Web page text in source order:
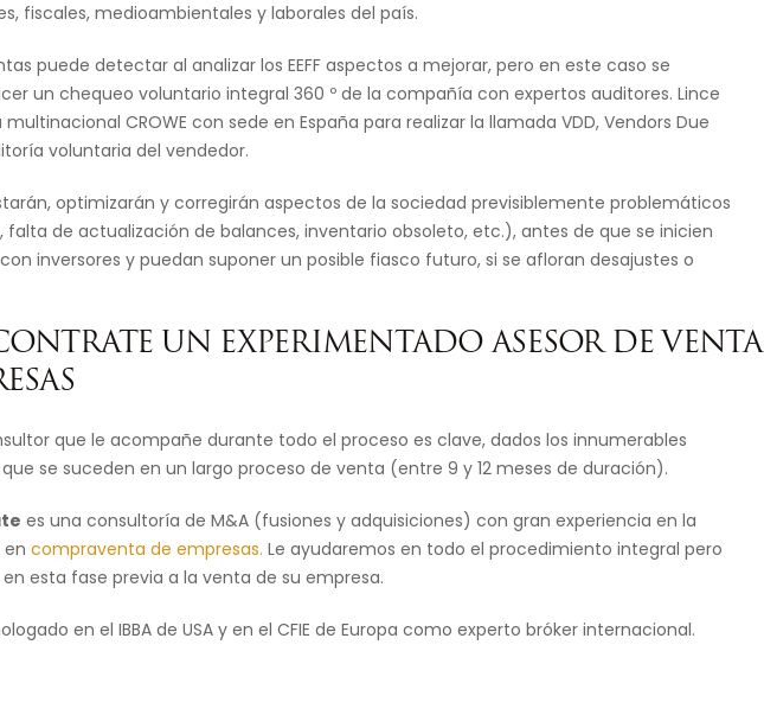
fiscales, medioambientales y laborales del país.
puede detectar al analizar los EEFF aspectos a mejorar, pero en este caso se
un chequeo voluntario integral 360 º de la compañía con expertos auditores. Lince
CROWE con sede en España para realizar la llamada VDD, Vendors Due
voluntaria del vendedor.
optimizarán y corregirán aspectos de la sociedad previsiblemente problemáticos
falta de actualización de balances, inventario obsoleto, etc.), antes de que se inicien
inversores y puedan suponer un posible fiasco futuro, si se afloran desajustes o
UN EXPERIMENTADO ASESOR DE VENTA
que le acompañe durante todo el proceso es clave, dados los innumerables
se suceden en un largo proceso de venta (entre 9 y 12 meses de duración).
es una consultoría de M&A (fusiones y adquisiciones) con gran experiencia en la
compraventa de empresas. Le ayudaremos en todo el procedimiento integral pero
esta fase previa a la venta de su empresa.
en el IBBA de USA y en el CFIE de Europa como experto bróker internacional.